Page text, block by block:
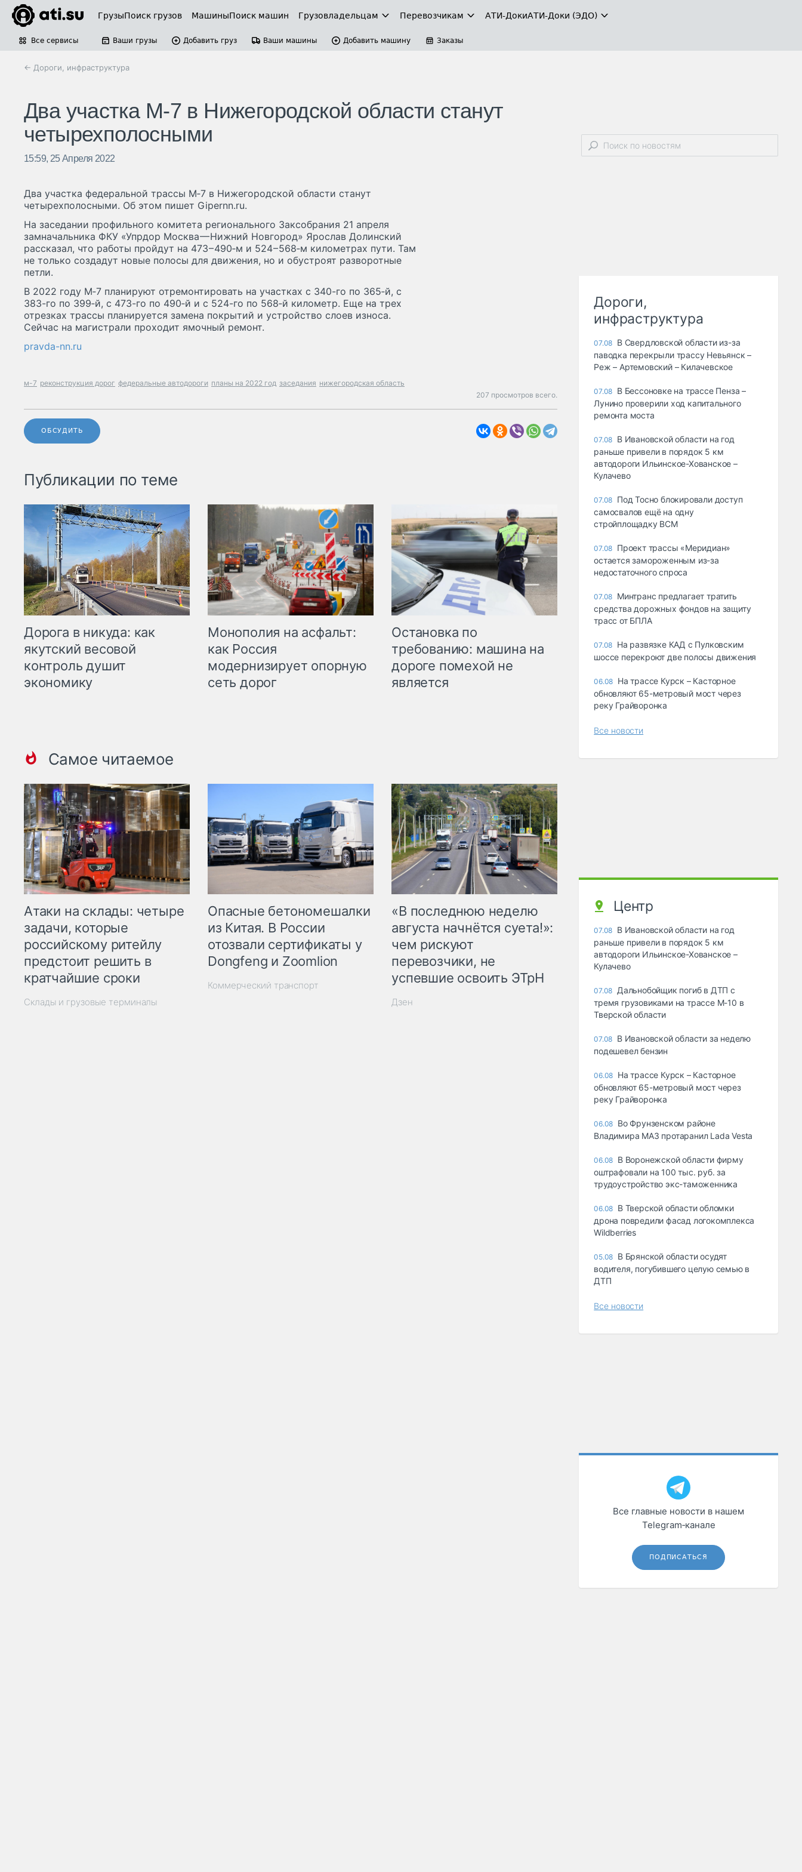
ГрузыПоиск грузов МашиныПоиск машин Грузовладельцам Перевозчикам АТИ-ДокиАТИ-Доки (ЭДО)
Все сервисы Ваши грузы Добавить груз Ваши машины Добавить машину Заказы
← Дороги, инфраструктура
Два участка М‑7 в Нижегородской области станут
четырехполосными
15:59, 25 Апреля 2022
Два участка федеральной трассы М‑7 в Нижегородской области станут
четырехполосными. Об этом пишет Gipernn.ru.
На заседании профильного комитета регионального Заксобрания 21 апреля
замначальника ФКУ «Упрдор Москва — Нижний Новгород» Ярослав Долинский
рассказал, что работы пройдут на 473 – 490‑м и 524 – 568‑м километрах пути. Там
не только создадут новые полосы для движения, но и обустроят разворотные
петли.
В 2022 году М‑7 планируют отремонтировать на участках с 340-го по 365‑й, с
383-го по 399‑й, с 473-го по 490‑й и с 524-го по 568‑й километр. Еще на трех
отрезках трассы планируется замена покрытий и устройство слоев износа.
Сейчас на магистрали проходит ямочный ремонт.
pravda-nn.ru
м-7 реконструкция дорог федеральные автодороги планы на 2022 год заседания нижегородская область
207 просмотров всего.
ОБСУДИТЬ
Публикации по теме
Дорога в никуда: как
якутский весовой
контроль душит
экономику
Монополия на асфальт:
как Россия
модернизирует опорную
сеть дорог
Остановка по
требованию: машина на
дороге помехой не
является
Самое читаемое
Атаки на склады: четыре
задачи, которые
российскому ритейлу
предстоит решить в
кратчайшие сроки
Склады и грузовые терминалы
Опасные бетономешалки
из Китая. В России
отозвали сертификаты у
Dongfeng и Zoomlion
Коммерческий транспорт
«В последнюю неделю
августа начнётся суета!»:
чем рискуют
перевозчики, не
успевшие освоить ЭТрН
Дзен
Дороги,
инфраструктура
07.08 В Свердловской области из-за
паводка перекрыли трассу Невьянск –
Реж – Артемовский – Килачевское
07.08 В Бессоновке на трассе Пенза –
Лунино проверили ход капитального
ремонта моста
07.08 В Ивановской области на год
раньше привели в порядок 5 км
автодороги Ильинское-Хованское –
Кулачево
07.08 Под Тосно блокировали доступ
самосвалов ещё на одну
стройплощадку ВСМ
07.08 Проект трассы «Меридиан»
остается замороженным из-за
недостаточного спроса
07.08 Минтранс предлагает тратить
средства дорожных фондов на защиту
трасс от БПЛА
07.08 На развязке КАД с Пулковским
шоссе перекроют две полосы движения
06.08 На трассе Курск – Касторное
обновляют 65-метровый мост через
реку Грайворонка
Все новости
Центр
07.08 В Ивановской области на год
раньше привели в порядок 5 км
автодороги Ильинское-Хованское –
Кулачево
07.08 Дальнобойщик погиб в ДТП с
тремя грузовиками на трассе М-10 в
Тверской области
07.08 В Ивановской области за неделю
подешевел бензин
06.08 На трассе Курск – Касторное
обновляют 65-метровый мост через
реку Грайворонка
06.08 Во Фрунзенском районе
Владимира МАЗ протаранил Lada Vesta
06.08 В Воронежской области фирму
оштрафовали на 100 тыс. руб. за
трудоустройство экс-таможенника
06.08 В Тверской области обломки
дрона повредили фасад логокомплекса
Wildberries
05.08 В Брянской области осудят
водителя, погубившего целую семью в
ДТП
Все новости
Все главные новости в нашем
Telegram‑канале
ПОДПИСАТЬСЯ